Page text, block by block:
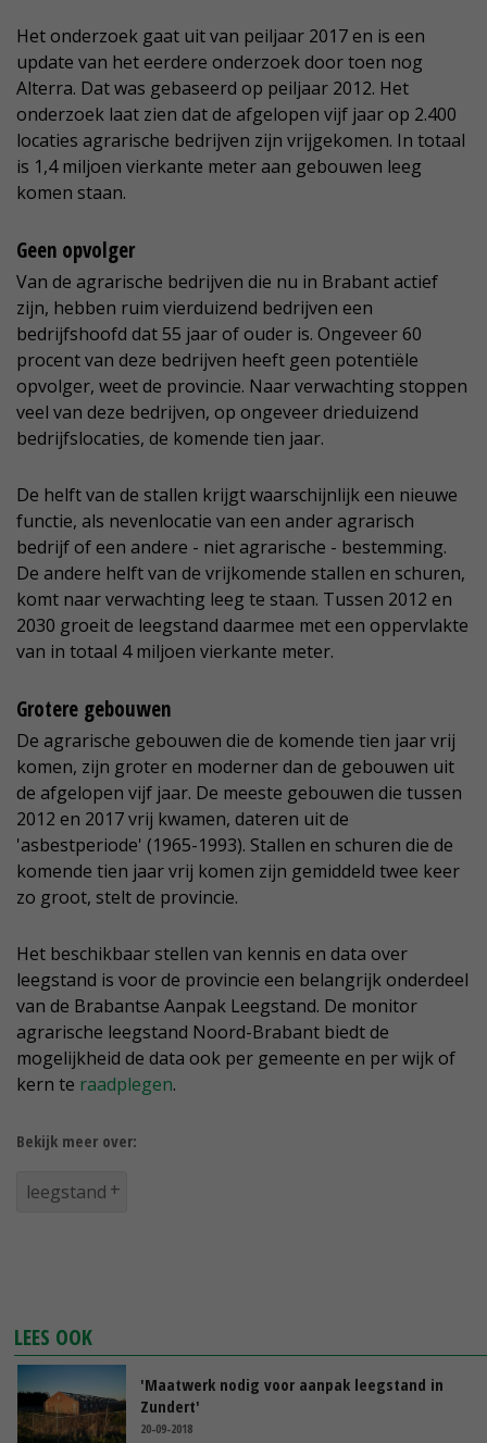
Het onderzoek gaat uit van peiljaar 2017 en is een
update van het eerdere onderzoek door toen nog
Alterra. Dat was gebaseerd op peiljaar 2012. Het
onderzoek laat zien dat de afgelopen vijf jaar op 2.400
locaties agrarische bedrijven zijn vrijgekomen. In totaal
is 1,4 miljoen vierkante meter aan gebouwen leeg
komen staan.
Geen opvolger
Van de agrarische bedrijven die nu in Brabant actief
zijn, hebben ruim vierduizend bedrijven een
bedrijfshoofd dat 55 jaar of ouder is. Ongeveer 60
procent van deze bedrijven heeft geen potentiële
opvolger, weet de provincie. Naar verwachting stoppen
veel van deze bedrijven, op ongeveer drieduizend
bedrijfslocaties, de komende tien jaar.
De helft van de stallen krijgt waarschijnlijk een nieuwe
functie, als nevenlocatie van een ander agrarisch
bedrijf of een andere - niet agrarische - bestemming.
De andere helft van de vrijkomende stallen en schuren,
komt naar verwachting leeg te staan. Tussen 2012 en
2030 groeit de leegstand daarmee met een oppervlakte
van in totaal 4 miljoen vierkante meter.
Grotere gebouwen
De agrarische gebouwen die de komende tien jaar vrij
komen, zijn groter en moderner dan de gebouwen uit
de afgelopen vijf jaar. De meeste gebouwen die tussen
2012 en 2017 vrij kwamen, dateren uit de
'asbestperiode' (1965-1993). Stallen en schuren die de
komende tien jaar vrij komen zijn gemiddeld twee keer
zo groot, stelt de provincie.
Het beschikbaar stellen van kennis en data over
leegstand is voor de provincie een belangrijk onderdeel
van de Brabantse Aanpak Leegstand. De monitor
agrarische leegstand Noord-Brabant biedt de
mogelijkheid de data ook per gemeente en per wijk of
kern te raadplegen.
Bekijk meer over:
leegstand
LEES OOK
'Maatwerk nodig voor aanpak leegstand in
Zundert'
20-09-2018